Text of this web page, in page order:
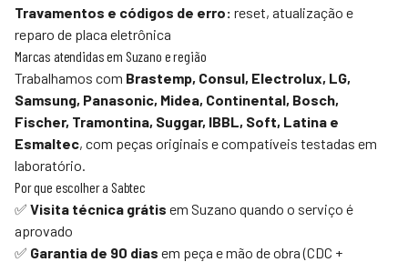
Travamentos e códigos de erro: reset, atualização e
reparo de placa eletrônica
Marcas atendidas em Suzano e região
Trabalhamos com Brastemp, Consul, Electrolux, LG,
Samsung, Panasonic, Midea, Continental, Bosch,
Fischer, Tramontina, Suggar, IBBL, Soft, Latina e
Esmaltec, com peças originais e compatíveis testadas em
laboratório.
Por que escolher a Sabtec
✅ Visita técnica grátis em Suzano quando o serviço é
aprovado
✅ Garantia de 90 dias em peça e mão de obra (CDC +